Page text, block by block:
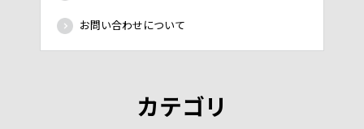
お問い合わせについて
カテゴリ